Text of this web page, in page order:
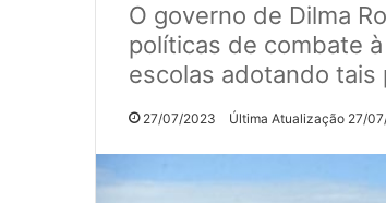
O governo de Dilma
políticas de combate
escolas adotando tais
27/07/2023 Última Atualização 27/